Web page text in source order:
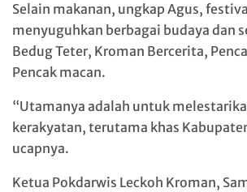
Selain makanan, ungkap Agus,
menyuguhkan berbagai budaya dan
Bedug Teter, Kroman Bercerita,
Pencak macan.
“Utamanya adalah untuk
kerakyatan, terutama khas
ucapnya.
Ketua Pokdarwis Leckoh Kroman,